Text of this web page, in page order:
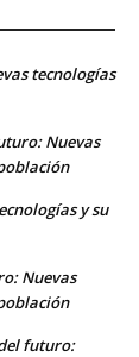
tecnologías
Nuevas
y su
Nuevas
futuro: